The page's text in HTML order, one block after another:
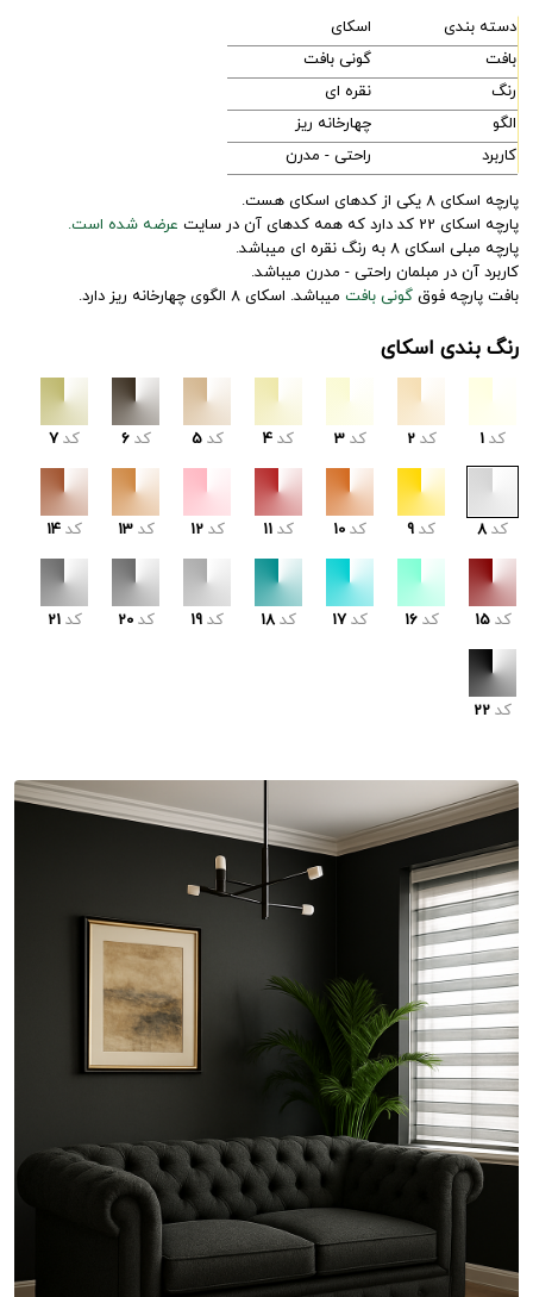
دسته بندی
اسکای
بافت
گونی بافت
رنگ
نقره ای
الگو
چهارخانه ریز
کاربرد
راحتی - مدرن
پارچه اسکای 8 یکی از کدهای اسکای هست.
پارچه اسکای 22 کد دارد که همه کدهای آن در سایت
عرضه شده است.
پارچه مبلی اسکای 8 به رنگ نقره ای میباشد.
کاربرد آن در مبلمان راحتی - مدرن میباشد.
بافت پارچه فوق گونی بافت میباشد. اسکای 8 الگوی چهارخانه ریز دارد.
رنگ بندی اسکای
کد 1 کد 2 کد 3 کد 4 کد 5 کد 6 کد 7
کد 8 کد 9 کد 10 کد 11 کد 12 کد 13 کد 14
کد 15 کد 16 کد 17 کد 18 کد 19 کد 20 کد 21
کد 22